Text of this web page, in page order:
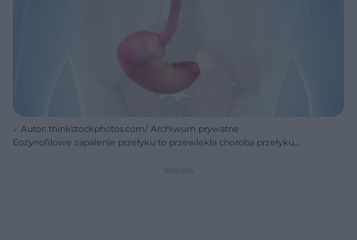
Autor: thinkstockphotos.com/ Archiwum prywatne
Eozynofilowe zapalenie przełyku to przewlekła choroba przełyku,